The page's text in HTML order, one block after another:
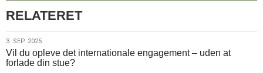
Præstekonventet
gav
anledning
refleksion
RELATERET
3.
sep.
2025
3. SEP. 2025
Vil du opleve det internationale engagement – uden at
forlade din stue?